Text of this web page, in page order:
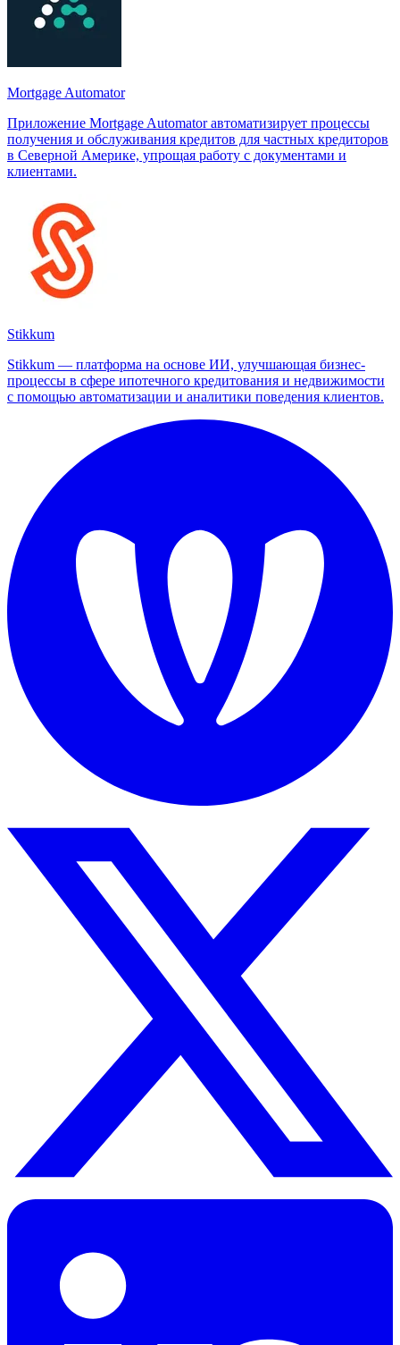
Mortgage Automator
Приложение Mortgage Automator автоматизирует процессы
получения и обслуживания кредитов для частных кредиторов
в Северной Америке, упрощая работу с документами и
клиентами.
Stikkum
Stikkum — платформа на основе ИИ, улучшающая бизнес-
процессы в сфере ипотечного кредитования и недвижимости
с помощью автоматизации и аналитики поведения клиентов.